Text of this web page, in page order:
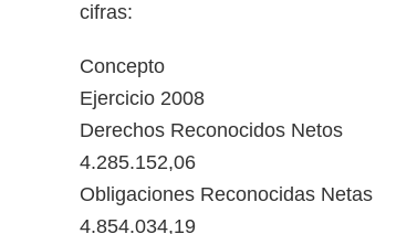
cifras:
Concepto
Ejercicio 2008
Derechos Reconocidos Netos
4.285.152,06
Obligaciones Reconocidas Netas
4.854.034,19